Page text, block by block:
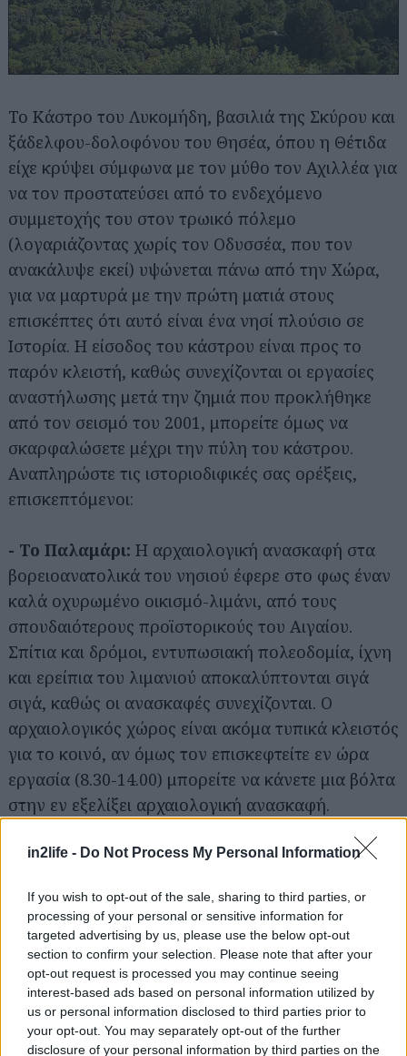
in2life - Do Not Process My Personal Information
If you wish to opt-out of the sale, sharing to third parties, or
processing of your personal or sensitive information for
targeted advertising by us, please use the below opt-out
section to confirm your selection. Please note that after your
opt-out request is processed you may continue seeing
interest-based ads based on personal information utilized by
us or personal information disclosed to third parties prior to
your opt-out. You may separately opt-out of the further
disclosure of your personal information by third parties on the
Το Κάστρο του Λυκομήδη, βασιλιά της Σκύρου και
ξάδελφου-δολοφόνου του Θησέα, όπου η Θέτιδα
είχε κρύψει σύμφωνα με τον μύθο τον Αχιλλέα για
να τον προστατεύσει από το ενδεχόμενο
συμμετοχής του στον τρωικό πόλεμο
(λογαριάζοντας χωρίς τον Οδυσσέα, που τον
ανακάλυψε εκεί) υψώνεται πάνω από την Χώρα,
για να μαρτυρά με την πρώτη ματιά στους
επισκέπτες ότι αυτό είναι ένα νησί πλούσιο σε
Ιστορία. Η είσοδος του κάστρου είναι προς το
παρόν κλειστή, καθώς συνεχίζονται οι εργασίες
αναστήλωσης μετά την ζημιά που προκλήθηκε
από τον σεισμό του 2001, μπορείτε όμως να
σκαρφαλώσετε μέχρι την πύλη του κάστρου.
Αναπληρώστε τις ιστοριοδιφικές σας ορέξεις,
επισκεπτόμενοι:
- Το Παλαμάρι: Η αρχαιολογική ανασκαφή στα
βορειοανατολικά του νησιού έφερε στο φως έναν
καλά οχυρωμένο οικισμό-λιμάνι, από τους
σπουδαιότερους προϊστορικούς του Αιγαίου.
Σπίτια και δρόμοι, εντυπωσιακή πολεοδομία, ίχνη
και ερείπια του λιμανιού αποκαλύπτονται σιγά
σιγά, καθώς οι ανασκαφές συνεχίζονται. Ο
αρχαιολογικός χώρος είναι ακόμα τυπικά κλειστός
για το κοινό, αν όμως τον επισκεφτείτε εν ώρα
εργασία (8.30-14.00) μπορείτε να κάνετε μια βόλτα
στην εν εξελίξει αρχαιολογική ανασκαφή.
- Αρχαιολογικό Μουσείο Σκύρου: Λίγα μόλις
ένα πανέμορφο οίκημα με αυλή και
φαντασμαγορική θέα στη θάλασσα, το
αρχαιολογικό μουσείο φιλοξενεί κεραμικά και
αγγεία, αγάλματα, μαρμάρινες επιγραφές,
εντυπωσιακά κοσμήματα, νομίσματα, είδη
καθημερινής χρήσης και εργαλεία, που έφερε στο
Αναζήτηση